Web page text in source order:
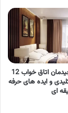
بهترین روش چیدمان اتاق خواب 12
و ایده های حرفه
ای